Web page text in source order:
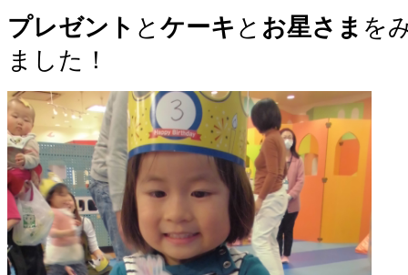
プレゼント と ケーキ と お星さま を
ました！